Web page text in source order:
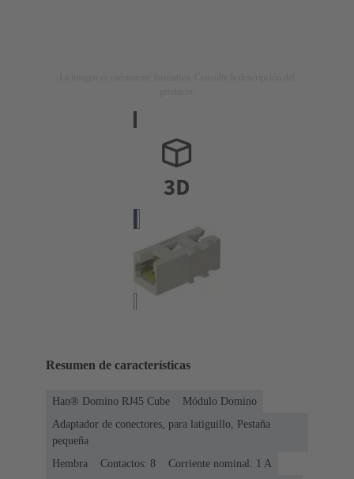
Resumen de características
Han® Domino RJ45 Cube
Módulo Domino
Adaptador de conectores, para latiguillo, Pestaña
pequeña
Hembra
Contactos: 8
Corriente nominal: ‌1 A